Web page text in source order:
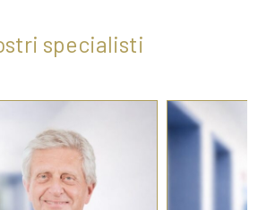
specialisti